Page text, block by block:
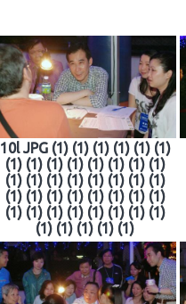
10l JPG (1) (1) (1) (1) (1) (1)
(1) (1) (1) (1) (1) (1) (1) (1)
(1) (1) (1) (1) (1) (1) (1) (1)
(1) (1) (1) (1) (1) (1) (1) (1)
(1) (1) (1) (1) (1) (1) (1) (1)
(1) (1) (1) (1) (1)